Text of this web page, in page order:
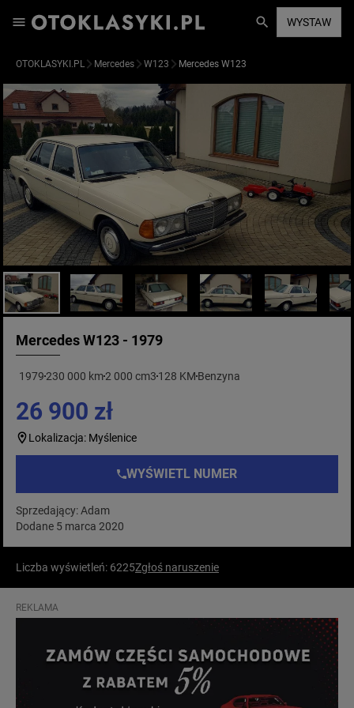
WYSTAW
OTOKLASYKI.PL Mercedes W123 Mercedes W123
Mercedes W123 - 1979
1979230 000 km2 000 cm3 128 KM Benzyna
26 900 zł
Lokalizacja: Myślenice
WYŚWIETL NUMER
Sprzedający: Adam
Dodane 5 marca 2020
Liczba wyświetleń: 6225Zgłoś naruszenie
REKLAMA